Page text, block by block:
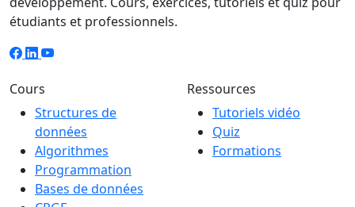
étudiants et professionnels.
Cours
Structures de
données
Algorithmes
Programmation
Bases de données
Ressources
Tutoriels vidéo
Quiz
Formations